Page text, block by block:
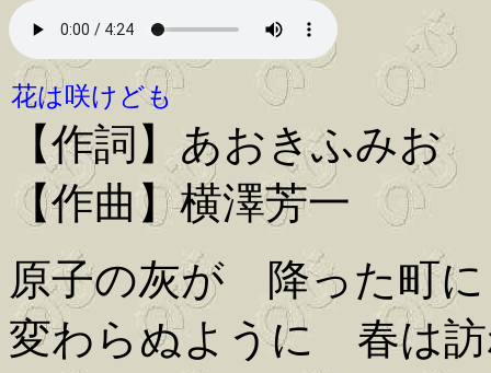
花は咲けども
【作詞】あおきふみお
【作曲】横澤芳一
原子の灰が 降った町
変わらぬように 春は